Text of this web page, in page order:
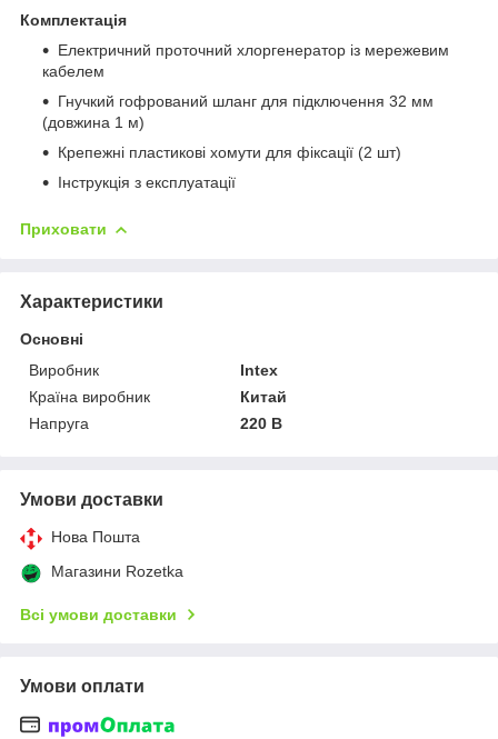
Комплектація
Електричний проточний хлоргенератор із мережевим
кабелем
Гнучкий гофрований шланг для підключення 32 мм
(довжина 1 м)
Крепежні пластикові хомути для фіксації (2 шт)
Інструкція з експлуатації
Приховати
Характеристики
Основні
Виробник
Intex
Країна виробник
Китай
Напруга
220 В
Умови доставки
Нова Пошта
Магазини Rozetka
Всі умови доставки
Умови оплати